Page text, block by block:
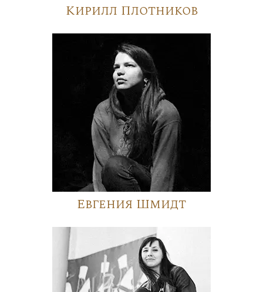
Кирилл Плотников
Евгения Шмидт